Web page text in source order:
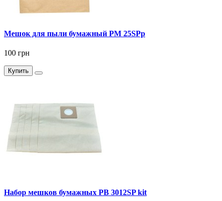
Мешок для пыли бумажный PM 25SPp
100 грн
Купить
Набор мешков бумажных PB 3012SP kit